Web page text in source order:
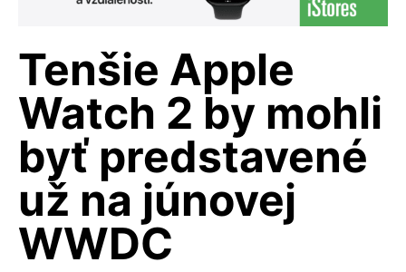
Tenšie Apple
Watch 2 by mohli
byť predstavené
už na júnovej
WWDC